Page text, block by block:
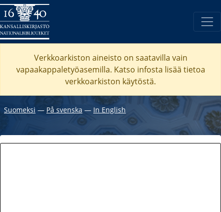
Verkkoarkiston aineisto on saatavilla vain
vapaakappaletyöasemilla. Katso infosta lisää tietoa
verkkoarkiston käytöstä.
Suomeksi ― På svenska ― In English